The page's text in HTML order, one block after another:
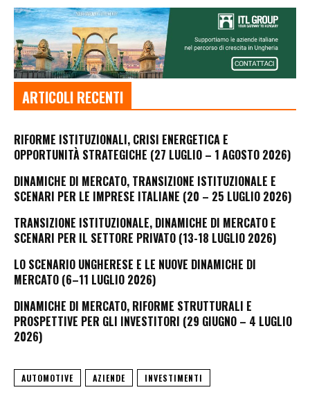
ARTICOLI RECENTI
RIFORME ISTITUZIONALI, CRISI ENERGETICA E
OPPORTUNITÀ STRATEGICHE (27 LUGLIO – 1 AGOSTO 2026)
DINAMICHE DI MERCATO, TRANSIZIONE ISTITUZIONALE E
SCENARI PER LE IMPRESE ITALIANE (20 – 25 LUGLIO 2026)
TRANSIZIONE ISTITUZIONALE, DINAMICHE DI MERCATO E
SCENARI PER IL SETTORE PRIVATO (13-18 LUGLIO 2026)
LO SCENARIO UNGHERESE E LE NUOVE DINAMICHE DI
MERCATO (6–11 LUGLIO 2026)
DINAMICHE DI MERCATO, RIFORME STRUTTURALI E
PROSPETTIVE PER GLI INVESTITORI (29 GIUGNO – 4 LUGLIO
2026)
AUTOMOTIVE AZIENDE INVESTIMENTI